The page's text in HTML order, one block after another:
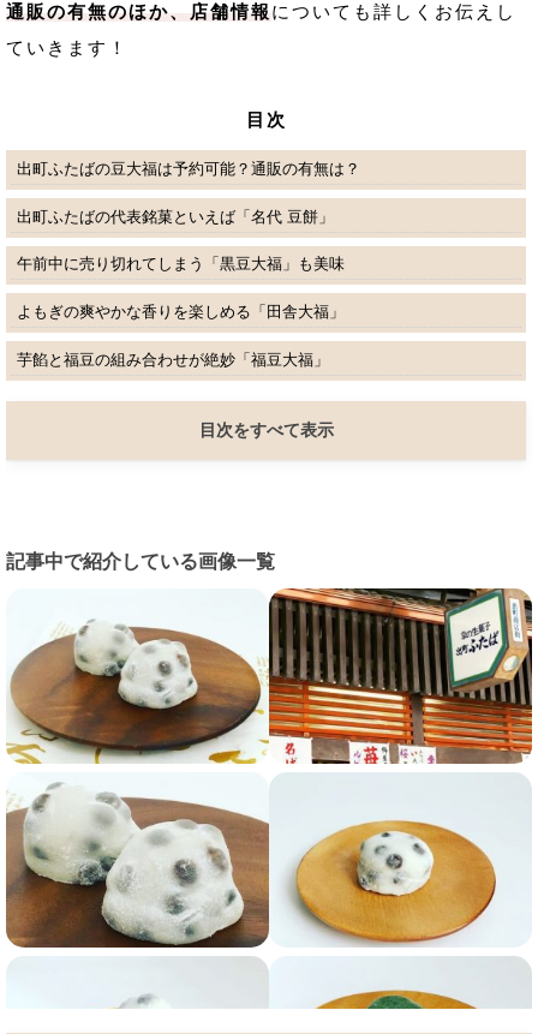
通販の有無のほか、店舗情報 についても詳しくお伝えし
ていきます！
目次
出町ふたばの豆大福は予約可能？通販の有無は？
出町ふたばの代表銘菓といえば「名代 豆餅」
午前中に売り切れてしまう「黒豆大福」も美味
よもぎの爽やかな香りを楽しめる「田舎大福」
芋餡と福豆の組み合わせが絶妙「福豆大福」
目次をすべて表示
記事中で紹介している画像一覧